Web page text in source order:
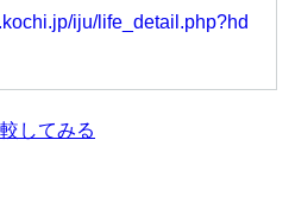
iju/life_detail.php?hd
してみる